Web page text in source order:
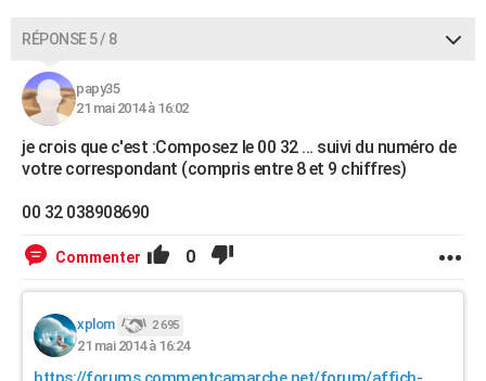
RÉPONSE 5 / 8
papy35
21 mai 2014 à 16:02
je crois que c'est :Composez le 00 32 ... suivi du numéro de
votre correspondant (compris entre 8 et 9 chiffres)
00 32 038908690
Commenter 0
xplom 2 695
21 mai 2014 à 16:24